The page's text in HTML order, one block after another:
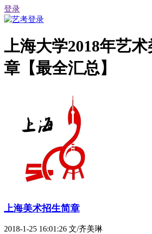
登录
上海大学2018年艺
章【最全汇总】
上海美术招生简章
2018-1-25 16:01:26 文/齐美琳